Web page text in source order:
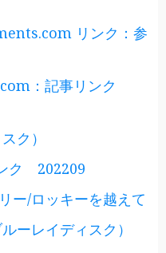
リンク：参
：記事リンク
ク）
ク 202209
ー/ロッキーを越えて
ーレイディスク）